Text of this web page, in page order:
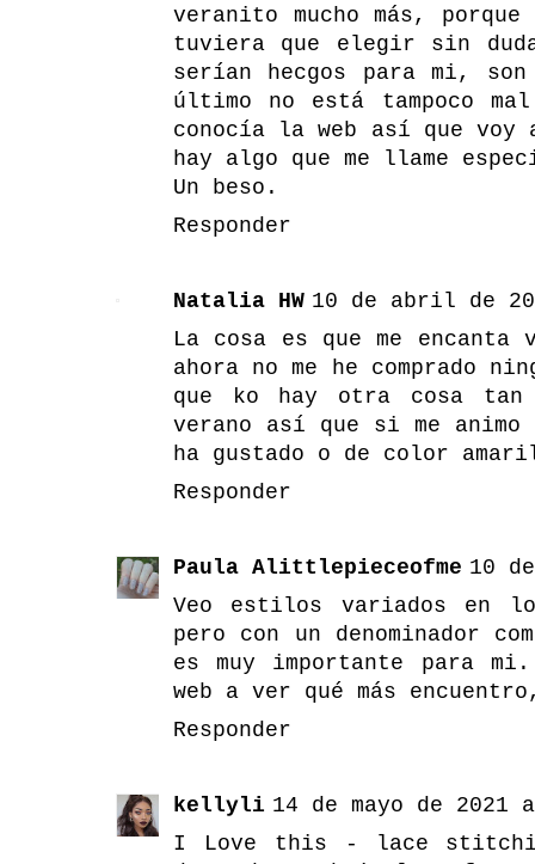
veranito mucho más,
tuviera que elegir sin
serían hecgos para mi,
último no está tampoco
conocía la web así que
hay algo que me llame
Un beso.
Responder
Natalia HW 10 de abril de
La cosa es que me
ahora no me he comprado
que ko hay otra cosa
verano así que si me
ha gustado o de color
Responder
Paula Alittlepieceofme 10
Veo estilos variados en
pero con un denominador
es muy importante para
web a ver qué más
Responder
kellyli 14 de mayo de 2021
I Love this - lace